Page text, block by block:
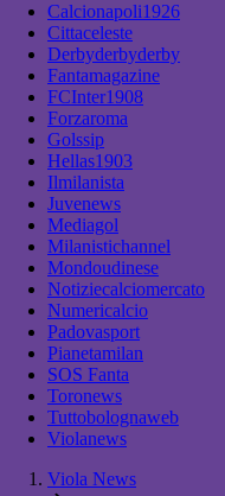
Calcionapoli1926
Cittaceleste
Derbyderbyderby
Fantamagazine
FCInter1908
Forzaroma
Golssip
Hellas1903
Ilmilanista
Juvenews
Mediagol
Milanistichannel
Mondoudinese
Notiziecalciomercato
Numericalcio
Padovasport
Pianetamilan
SOS Fanta
Toronews
Tuttobolognaweb
Violanews
Viola News